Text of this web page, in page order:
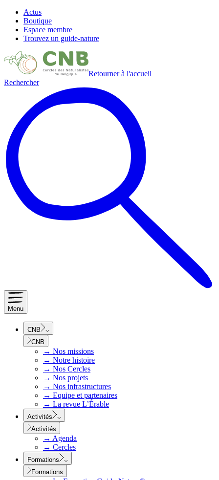
Actus
Boutique
Espace membre
Trouvez un guide-nature
Retourner à l'accueil
Rechercher
Menu
CNB
CNB
→ Nos missions
→ Notre histoire
→ Nos Cercles
→ Nos projets
→ Nos infrastructures
→ Equipe et partenaires
→ La revue L’Érable
Activités
Activités
→ Agenda
→ Cercles
Formations
Formations